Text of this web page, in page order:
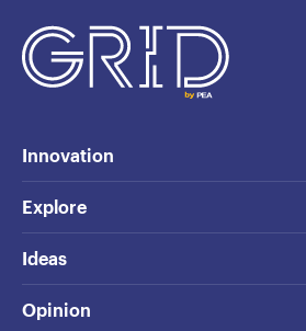
Innovation
Explore
Ideas
Opinion